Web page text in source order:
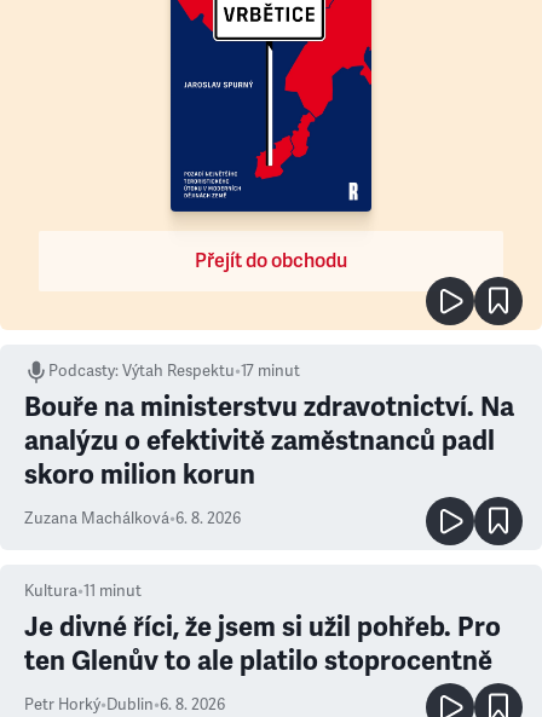
Přejít do obchodu
Podcasty:Výtah Respektu•17 minut
Bouře na ministerstvu zdravotnictví. Na
analýzu o efektivitě zaměstnanců padl
skoro milion korun
Zuzana Machálková•6. 8. 2026
Kultura•11 minut
Je divné říci, že jsem si užil pohřeb. Pro
ten Glenův to ale platilo stoprocentně
Petr Horký•Dublin•6. 8. 2026